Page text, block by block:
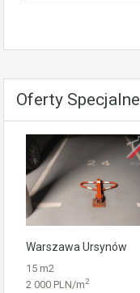
Oferty Specjalne
Warszawa Ursynów
15 m2
2 000 PLN/m2